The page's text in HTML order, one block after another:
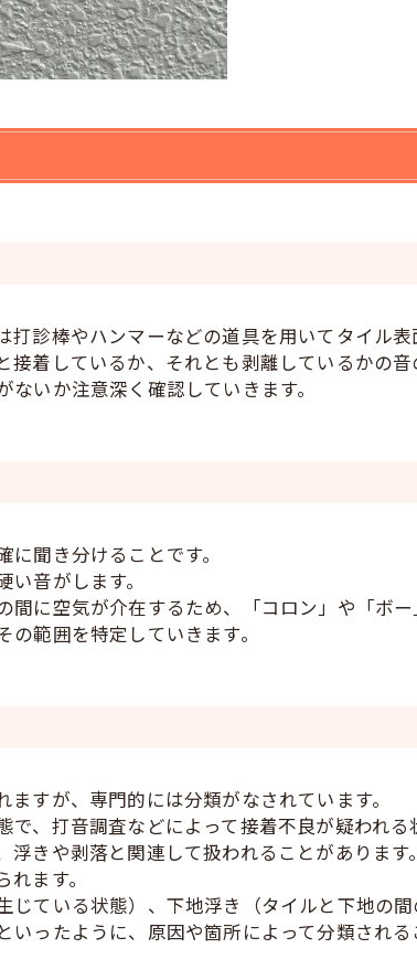
診棒やハンマーなどの道具を用いてタイル表
着しているか、それとも剥離しているかの音
いか注意深く確認していきます。
聞き分けることです。
音がします。
に空気が介在するため、「コロン」や「ボー
範囲を特定していきます。
すが、専門的には分類がなされています。
、打音調査などによって接着不良が疑われる
きや剥落と関連して扱われることがあります。
ます。
ている状態）、下地浮き（タイルと下地の
ったように、原因や箇所によって分類される